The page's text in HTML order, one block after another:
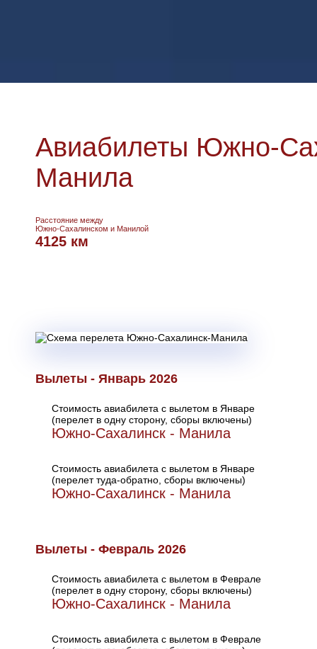
Авиабилеты Южно-
Манила
Расстояние между
Южно-Сахалинском и Манилой
4125 км
Вылеты - Январь 2026
Стоимость авиабилета с вылетом в Январе
(перелет в одну сторону, сборы включены)
Южно-Сахалинск - Манила
Стоимость авиабилета с вылетом в Январе
(перелет туда-обратно, сборы включены)
Южно-Сахалинск - Манила
Вылеты - Февраль 2026
Стоимость авиабилета с вылетом в Феврале
(перелет в одну сторону, сборы включены)
Южно-Сахалинск - Манила
Стоимость авиабилета с вылетом в Феврале